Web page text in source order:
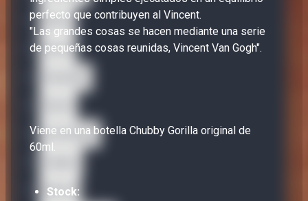
Bisha
Carat
La Famiglia
Nectar
perfecto que contribuyen al Vincent.
"Las grandes cosas se hacen mediante una serie
de pequeñas cosas reunidas, Vincent Van Gogh".
Viene en una botella Chubby Gorilla original de
60ml.
Stock: